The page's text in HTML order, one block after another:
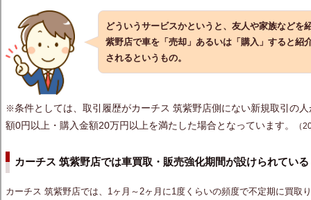
どういうサービスかというと、友人や家族などを
紫野店で車を「売却」 あるいは「購入」 すると紹
されるというもの。
※条件としては、取引履歴がカーチス 筑紫野店側にない新規取引の
額0円以上・購入金額20万円以上を満たした場合となっています。
（
カーチス 筑紫野店では車買取・販売強化期間が設けられている
カーチス 筑紫野店では、1ヶ月～2ヶ月に1度くらいの頻度で不定期に買取